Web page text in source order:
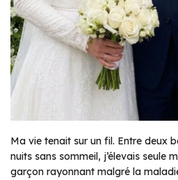
Ma vie tenait sur un fil. Entre deux
nuits sans sommeil, j’élevais seule
garçon rayonnant malgré la